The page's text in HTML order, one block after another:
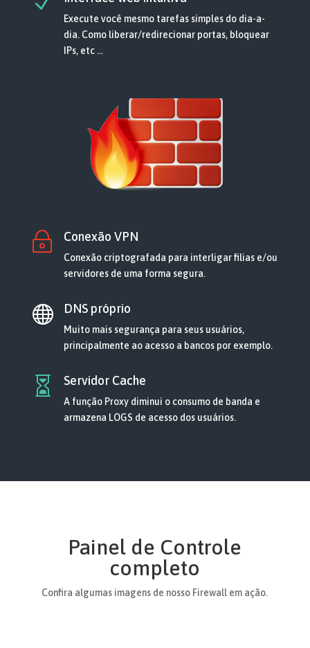
Execute você mesmo tarefas simples do dia-a-
dia. Como liberar/redirecionar portas, bloquear
IPs, etc …
~ Conexão VPN
Conexão criptografada para interligar filias e/ou
servidores de uma forma segura.
 DNS próprio
Muito mais segurança para seus usuários,
principalmente ao acesso a bancos por exemplo.
 Servidor Cache
A função Proxy diminui o consumo de banda e
armazena LOGS de acesso dos usuários.
Painel de Controle
completo
Confira algumas imagens de nosso Firewall em ação.